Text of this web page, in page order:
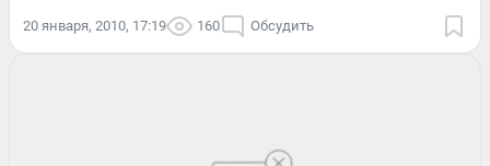
20 января, 2010, 17:19 160 Обсудить